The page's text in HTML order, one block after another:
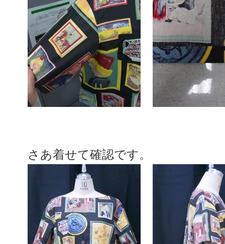
さあ着せて確認です。